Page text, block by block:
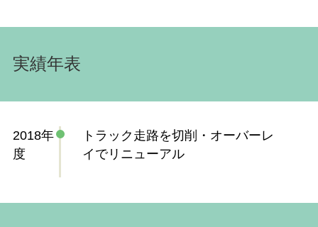
実績年表
2018年
度
トラック走路を切削・オーバーレ
イでリニューアル